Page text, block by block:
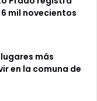
mil novecientos
lugares más
en la comuna de